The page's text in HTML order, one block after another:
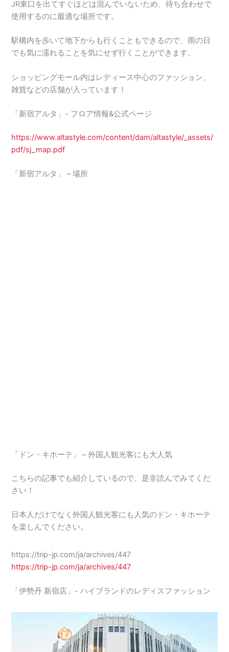
JR東口を出てすぐほどは混んでいないため、待ち合わせで
使用するのに最適な場所です。
駅構内を歩いて地下からも行くこともできるので、雨の日
でも気に濡れることを気にせず行くことができます。
ショッピングモール内はレディース中心のファッション、
雑貨などの店舗が入っています！
「新宿アルタ」- フロア情報&公式ページ
https://www.altastyle.com/content/dam/altastyle/_assets/
pdf/sj_map.pdf
「新宿アルタ」 – 場所
「ドン・キホーテ」 – 外国人観光客にも大人気
こちらの記事でも紹介しているので、是非読んでみてくだ
さい！
日本人だけでなく外国人観光客にも人気のドン・キホーテ
を楽しんでください。
https://trip-jp.com/ja/archives/447
https://trip-jp.com/ja/archives/447
「伊勢丹 新宿店」- ハイブランドのレディスファッション